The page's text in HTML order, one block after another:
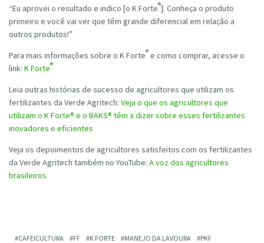
“Eu aprovei o resultado e indico [o K Forte®]. Conheça o produto
primeiro e você vai ver que têm grande diferencial em relação a
outros produtos!”
Para mais informações sobre o K Forte® e como comprar, acesse o
link: K Forte®
Leia outras histórias de sucesso de agricultores que utilizam os
fertilizantes da Verde Agritech: Veja o que os agricultores que
utilizam o K Forte® e o BAKS® têm a dizer sobre esses fertilizantes
inovadores e eficientes
Veja os depoimentos de agricultores satisfeitos com os fertilizantes
da Verde Agritech também no YouTube: A voz dos agricultores
brasileiros
CAFEICULTURA FF K FORTE MANEJO DA LAVOURA PKF